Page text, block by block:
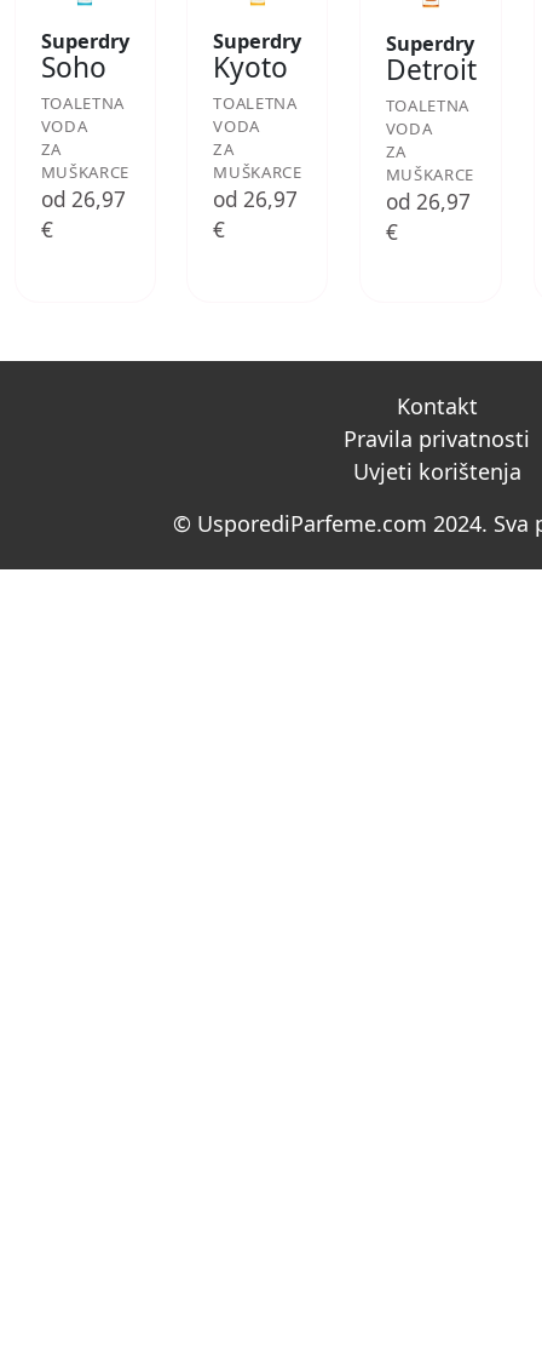
Superdry
Soho
TOALETNA
VODA
ZA
MUŠKARCE
od 26,97
€
Superdry
Kyoto
TOALETNA
VODA
ZA
MUŠKARCE
od 26,97
€
Superdry
Detroit
TOALETNA
VODA
ZA
MUŠKARCE
od 26,97
€
Kontakt
Pravila privatnosti
Uvjeti korištenja
© UsporediParfeme.com 2024. Sva